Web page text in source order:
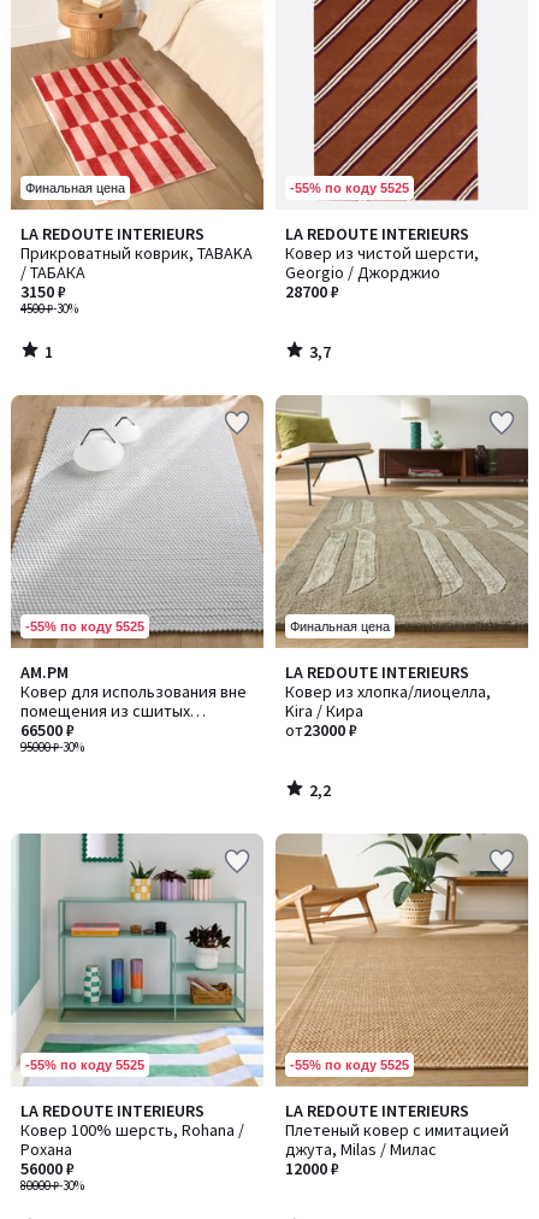
Финальная цена
LA REDOUTE INTERIEURS
Прикроватный коврик, TABAKA
/ ТАБАКА
4500 ₽-30%
3150 ₽
1
/
5
1
/
-55% по коду 5525
LA REDOUTE INTERIEURS
Ковер из чистой шерсти,
Georgio / Джорджио
28700 ₽
3,7
/ 5
3,7
/
-55% по коду 5525
AM.PM
Ковер для использования вне
помещения из сшитых
веревок, Skido / Скидо
95000 ₽-30%
66500 ₽
Финальная цена
LA REDOUTE INTERIEURS
Ковер из хлопка/лиоцелла,
Kira / Кира
от23000 ₽
2,2
/ 5
2,2
/
-55% по коду 5525
LA REDOUTE INTERIEURS
Ковер 100% шерсть, Rohana /
Рохана
80000 ₽-30%
56000 ₽
3,7
/ 5
-55% по коду 5525
LA REDOUTE INTERIEURS
Плетеный ковер с имитацией
джута, Milas / Милас
12000 ₽
5
/
5